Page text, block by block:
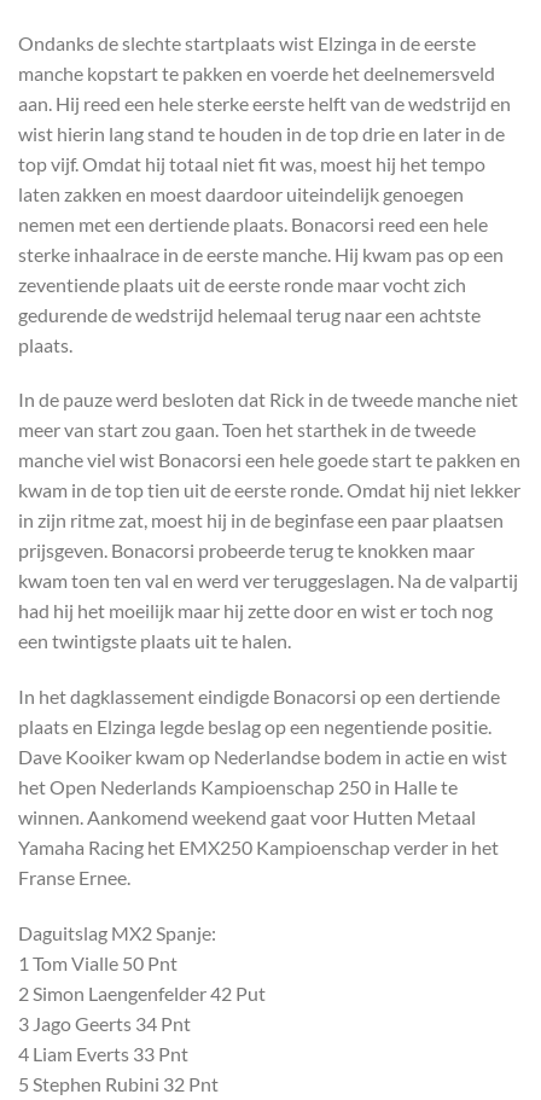
Ondanks de slechte startplaats wist Elzinga in de eerste
manche kopstart te pakken en voerde het deelnemersveld
aan. Hij reed een hele sterke eerste helft van de wedstrijd en
wist hierin lang stand te houden in de top drie en later in de
top vijf. Omdat hij totaal niet fit was, moest hij het tempo
laten zakken en moest daardoor uiteindelijk genoegen
nemen met een dertiende plaats. Bonacorsi reed een hele
sterke inhaalrace in de eerste manche. Hij kwam pas op een
zeventiende plaats uit de eerste ronde maar vocht zich
gedurende de wedstrijd helemaal terug naar een achtste
plaats.
In de pauze werd besloten dat Rick in de tweede manche niet
meer van start zou gaan. Toen het starthek in de tweede
manche viel wist Bonacorsi een hele goede start te pakken en
kwam in de top tien uit de eerste ronde. Omdat hij niet lekker
in zijn ritme zat, moest hij in de beginfase een paar plaatsen
prijsgeven. Bonacorsi probeerde terug te knokken maar
kwam toen ten val en werd ver teruggeslagen. Na de valpartij
had hij het moeilijk maar hij zette door en wist er toch nog
een twintigste plaats uit te halen.
In het dagklassement eindigde Bonacorsi op een dertiende
plaats en Elzinga legde beslag op een negentiende positie.
Dave Kooiker kwam op Nederlandse bodem in actie en wist
het Open Nederlands Kampioenschap 250 in Halle te
winnen. Aankomend weekend gaat voor Hutten Metaal
Yamaha Racing het EMX250 Kampioenschap verder in het
Franse Ernee.
Daguitslag MX2 Spanje:
1 Tom Vialle 50 Pnt
2 Simon Laengenfelder 42 Put
3 Jago Geerts 34 Pnt
4 Liam Everts 33 Pnt
5 Stephen Rubini 32 Pnt